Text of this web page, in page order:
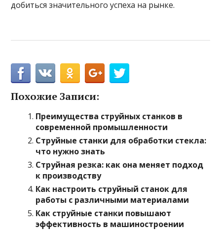
добиться значительного успеха на рынке.
Похожие Записи:
Преимущества струйных станков в
современной промышленности
Струйные станки для обработки стекла:
что нужно знать
Струйная резка: как она меняет подход
к производству
Как настроить струйный станок для
работы с различными материалами
Как струйные станки повышают
эффективность в машиностроении